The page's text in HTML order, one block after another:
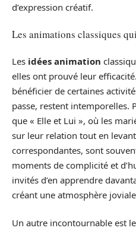
d’expression créatif.
Les animations classiques
Les idées animation
elles ont prouvé leur
bénéficier de certaines
passe, restent intemporelles.
que « Elle et Lui », où les
sur leur relation tout en
correspondantes, sont
moments de complicité et
invités d’en apprendre
créant une atmosphère
Un autre incontournable est